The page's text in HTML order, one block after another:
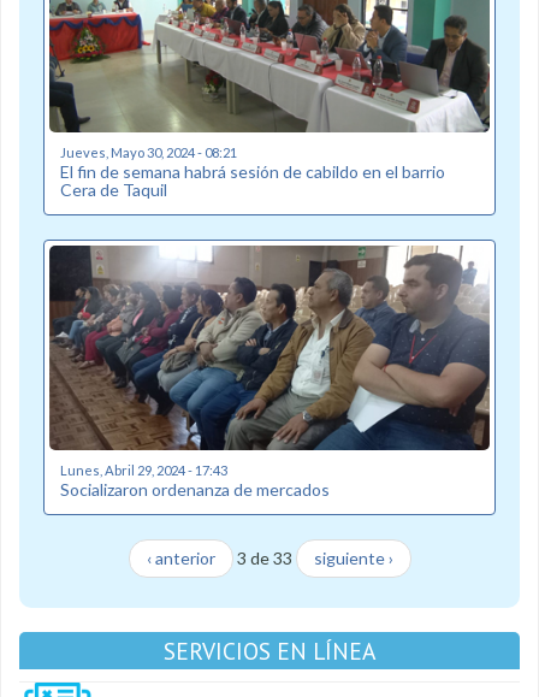
Jueves, Mayo 30, 2024 - 08:21
El fin de semana habrá sesión de cabildo en el barrio
Cera de Taquil
Lunes, Abril 29, 2024 - 17:43
Socializaron ordenanza de mercados
‹ anterior 3 de 33 siguiente ›
SERVICIOS EN LÍNEA